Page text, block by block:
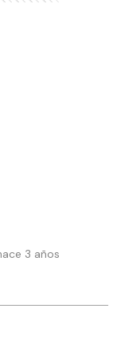
3 años